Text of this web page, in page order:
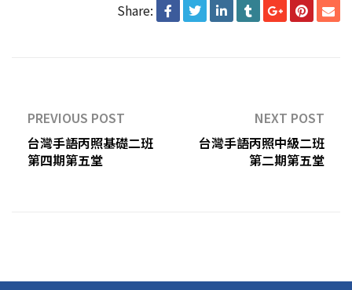
Share:
PREVIOUS POST
台灣手語丙照基礎二班
第四期第五堂
NEXT POST
台灣手語丙照中級二班
第二期第五堂